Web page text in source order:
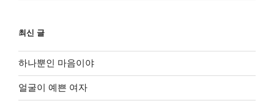
최신 글
하나뿐인 마음이야
얼굴이 예쁜 여자